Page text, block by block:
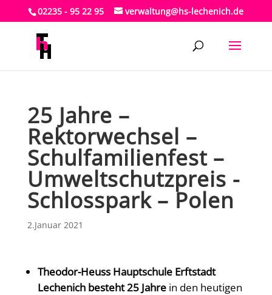
02235 - 95 22 95 verwaltung@hs-lechenich.de
25 Jahre –
Rektorwechsel –
Schulfamilienfest –
Umweltschutzpreis -
Schlosspark – Polen
2.Januar 2021
Theodor-Heuss Hauptschule Erftstadt
Lechenich besteht 25 Jahrein den heutigen